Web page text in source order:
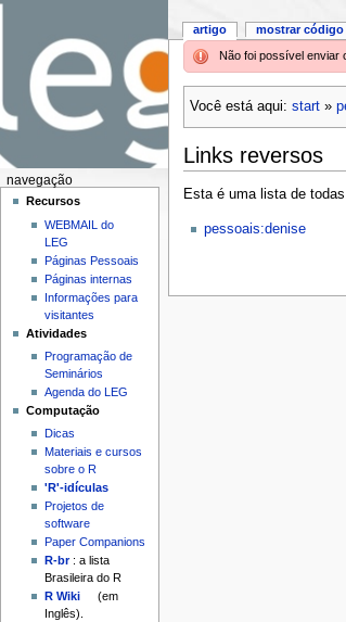
Não foi possível enviar
Você está aqui: start»
Links reversos
Esta é uma lista de
pessoais:denise
artigo mostrar
navegação
Recursos
WEBMAIL do
LEG
Páginas Pessoais
Páginas internas
Informações para
visitantes
Atividades
Programação de
Seminários
Agenda do LEG
Computação
Dicas
Materiais e cursos
sobre o R
'R'-idículas
Projetos de
software
Paper Companions
R-br: a lista
Brasileira do R
R Wiki
(em
Inglês).